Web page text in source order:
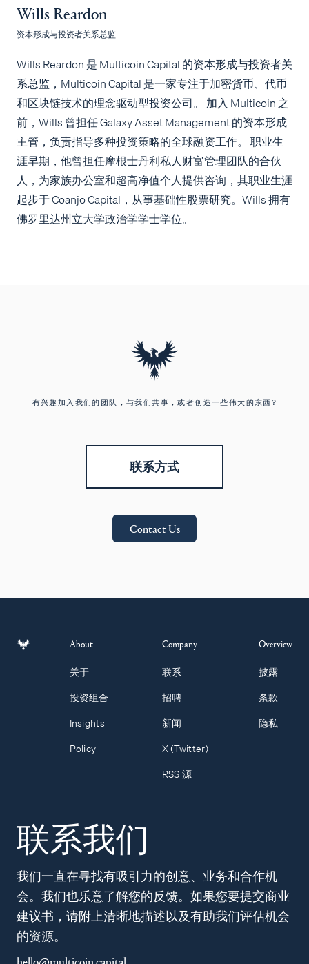
Wills Reardon
资本形成与投资者关系总监
Wills Reardon 是 Multicoin Capital 的资本形成与投资者关
系总监，Multicoin Capital 是一家专注于加密货币、代币
和区块链技术的理念驱动型投资公司。 加入 Multicoin 之
前，Wills 曾担任 Galaxy Asset Management 的资本形成
主管，负责指导多种投资策略的全球融资工作。 职业生
涯早期，他曾担任摩根士丹利私人财富管理团队的合伙
人，为家族办公室和超高净值个人提供咨询，其职业生涯
起步于 Coanjo Capital，从事基础性股票研究。Wills 拥有
佛罗里达州立大学政治学学士学位。
有兴趣加入我们的团队，与我们共事，或者创造一些伟大的东西?
联系方式
Contact Us
About
关于
投资组合
Insights
Policy
Company
联系
招聘
新闻
X (Twitter)
RSS 源
Overview
披露
条款
隐私
联系我们
我们一直在寻找有吸引力的创意、业务和合作机
会。我们也乐意了解您的反馈。如果您要提交商业
建议书，请附上清晰地描述以及有助我们评估机会
的资源。